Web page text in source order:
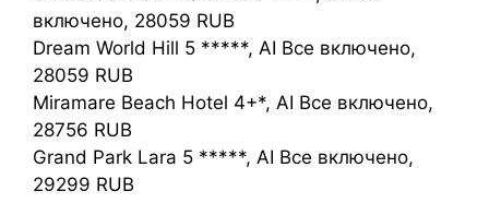
включено, 28059 RUB
Dream World Hill 5 *****, AI Все включено,
28059 RUB
Miramare Beach Hotel 4+*, AI Все включено,
28756 RUB
Grand Park Lara 5 *****, AI Все включено,
29299 RUB